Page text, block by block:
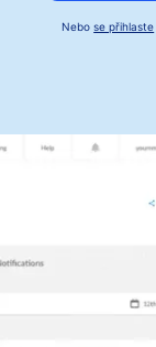
Nebose přihlaste